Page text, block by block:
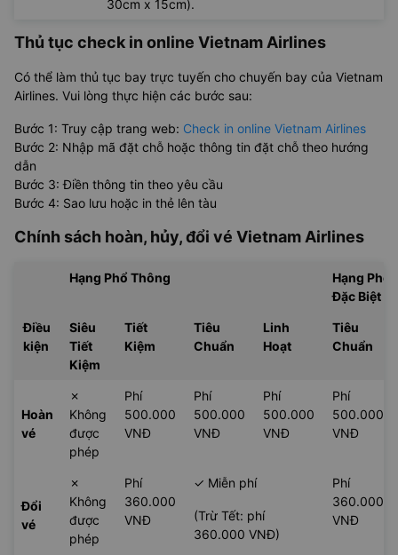
30cm x 15cm).
Thủ tục check in online Vietnam Airlines
Có thể làm thủ tục bay trực tuyến cho chuyến bay của Vietnam
Airlines. Vui lòng thực hiện các bước sau:
Bước 1: Truy cập trang web: Check in online Vietnam Airlines
Bước 2: Nhập mã đặt chỗ hoặc thông tin đặt chỗ theo hướng
dẫn
Bước 3: Điền thông tin theo yêu cầu
Bước 4: Sao lưu hoặc in thẻ lên tàu
Chính sách hoàn, hủy, đổi vé Vietnam Airlines
Hạng Phổ Thông
Hạng Phổ
Đặc Biệt
Điều
kiện
Siêu
Tiết
Kiệm
Tiết
Kiệm
Tiêu
Chuẩn
Linh
Hoạt
Tiêu
Chuẩn
Hoàn
vé
✗
Không
được
phép
Phí
500.000
VNĐ
Phí
500.000
VNĐ
Phí
500.000
VNĐ
Phí
500.000
VNĐ
Đổi
vé
✗
Không
được
phép
Phí
360.000
VNĐ
✓ Miễn phí
(Trừ Tết: phí
360.000 VNĐ)
Phí
360.000
VNĐ